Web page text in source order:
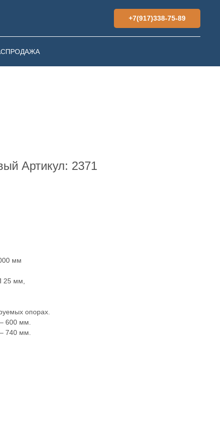
+7(917)338-75-89
Артикул: 2371
мм
25 мм,
опорах.
600 мм.
740 мм.